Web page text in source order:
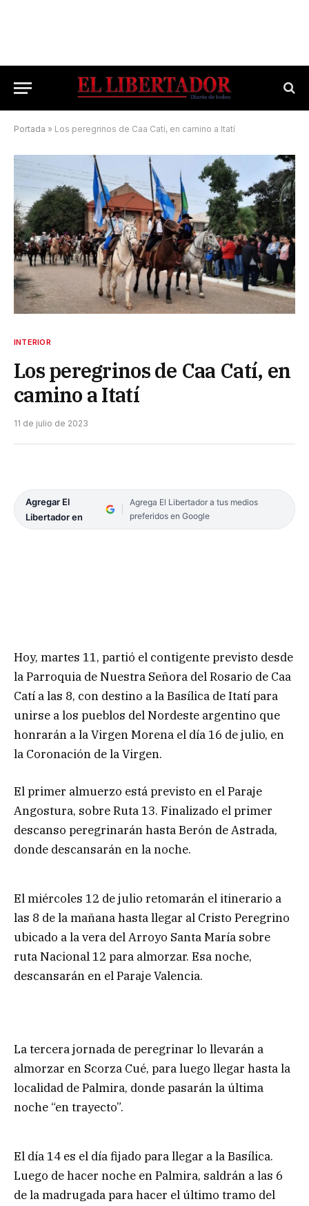
Portada » Los peregrinos de Caa Catí, en camino a Itatí
INTERIOR
Los peregrinos de Caa Catí, en
camino a Itatí
11 de julio de 2023
Agregar El
Libertador en
Agrega El Libertador a tus medios
preferidos en Google
Hoy, martes 11, partió el contigente previsto desde
la Parroquia de Nuestra Señora del Rosario de Caa
Catí a las 8, con destino a la Basílica de Itatí para
unirse a los pueblos del Nordeste argentino que
honrarán a la Virgen Morena el día 16 de julio, en
la Coronación de la Virgen.
El primer almuerzo está previsto en el Paraje
Angostura, sobre Ruta 13. Finalizado el primer
descanso peregrinarán hasta Berón de Astrada,
donde descansarán en la noche.
El miércoles 12 de julio retomarán el itinerario a
las 8 de la mañana hasta llegar al Cristo Peregrino
ubicado a la vera del Arroyo Santa María sobre
ruta Nacional 12 para almorzar. Esa noche,
descansarán en el Paraje Valencia.
La tercera jornada de peregrinar lo llevarán a
almorzar en Scorza Cué, para luego llegar hasta la
localidad de Palmira, donde pasarán la última
noche “en trayecto”.
El día 14 es el día fijado para llegar a la Basílica.
Luego de hacer noche en Palmira, saldrán a las 6
de la madrugada para hacer el último tramo del